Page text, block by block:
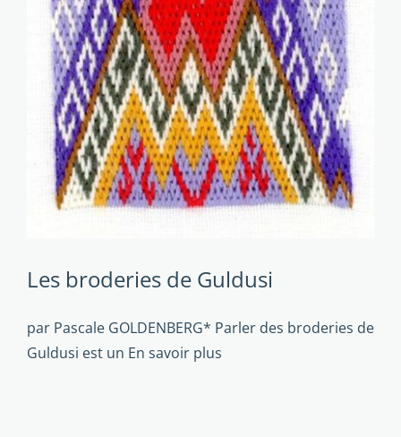
Les broderies de Guldusi
par Pascale GOLDENBERG* Parler des broderies de
Guldusi est un En savoir plus